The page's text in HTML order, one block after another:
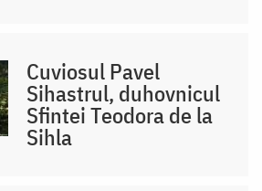
Cuviosul Pavel
Sihastrul, duhovnicul
Sfintei Teodora de la
Sihla